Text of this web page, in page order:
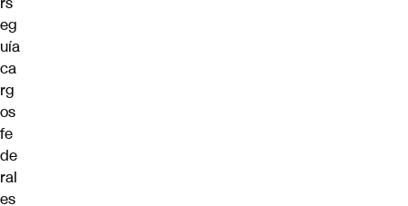
eg
uía
ca
rg
os
fe
de
ral
es